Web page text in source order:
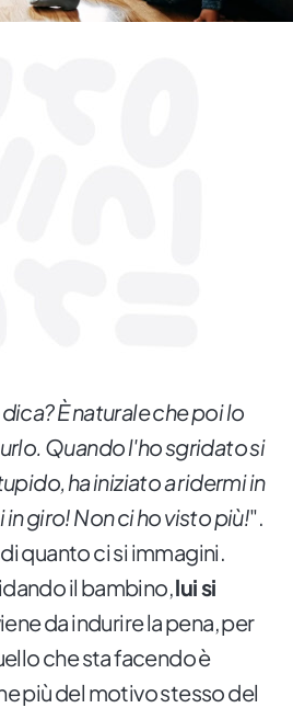
È naturale che poi lo
Quando l'ho sgridato si
ha iniziato a ridermi in
giro! Non ci ho visto più!".
quanto ci si immagini.
il bambino,lui si
da indurire la pena, per
che sta facendo è
più del motivo stesso del